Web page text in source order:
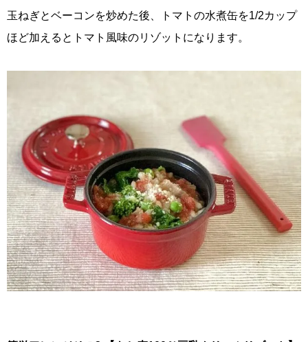
玉ねぎとベーコンを炒めた後、トマトの水煮缶を1/2カップ
ほど加えるとトマト風味のリゾットになります。